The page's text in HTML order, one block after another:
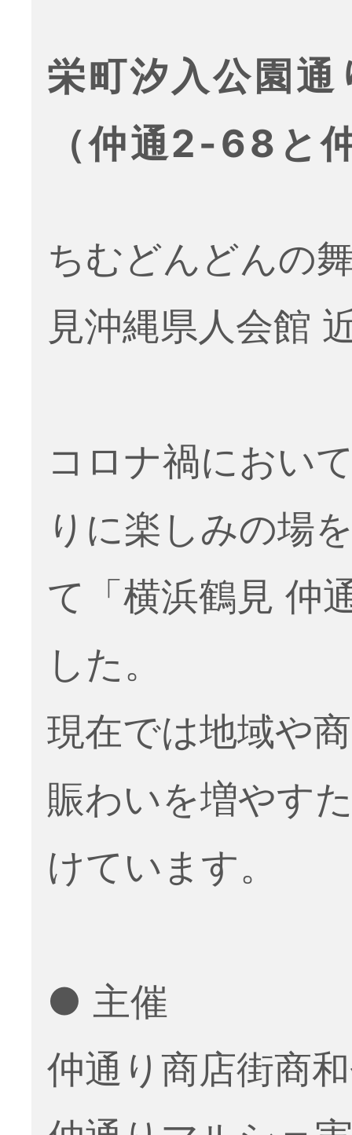
栄町汐入公園通
（仲通2-68と
ちむどんどんの
見沖縄県人会館
コロナ禍におい
りに楽しみの場
て「横浜鶴見 仲
した。
現在では地域や
賑わいを増やす
けています。
● 主催
仲通り商店街商